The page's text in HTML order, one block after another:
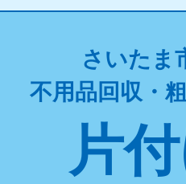
さいたま
不用品回収・
片